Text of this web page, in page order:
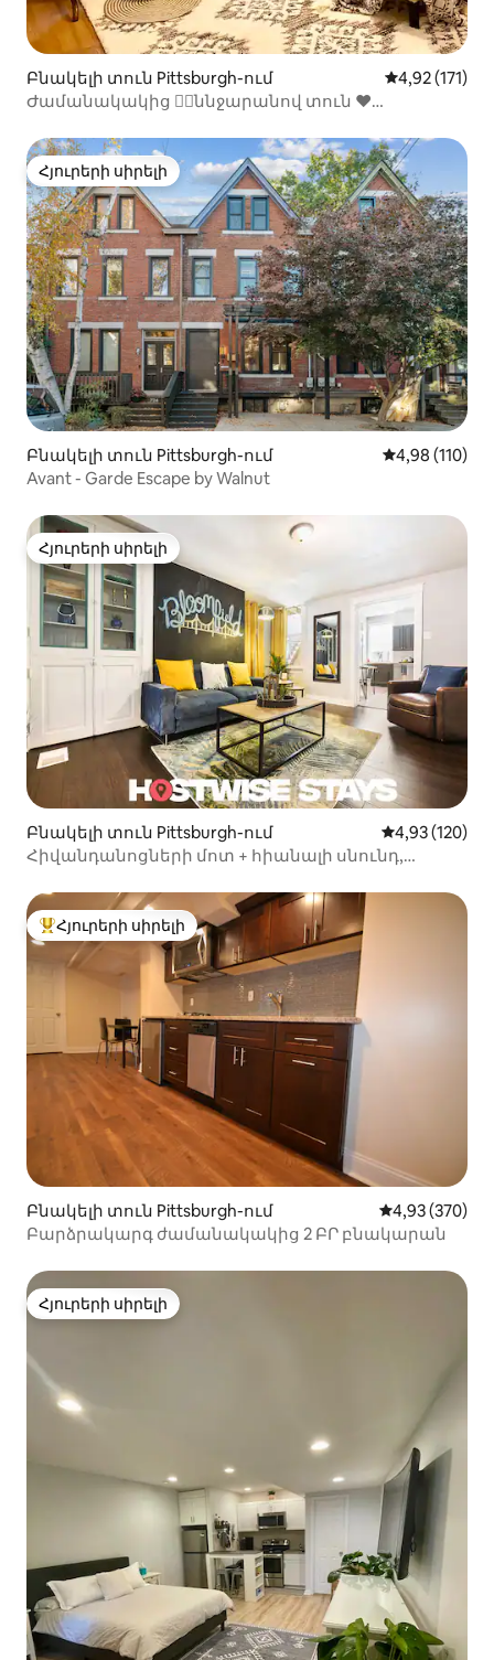
Բնակելի տուն Pittsburgh-ում Միջին
4,92 (171)
Ժամանակակից ✌🏾ննջարանով տուն ❤️
Հյուրերի սիրելի
Հյուրերի սիրելի
Բնակելի տուն Pittsburgh-ում Միջին
4,98 (110)
Avant - Garde Escape by Walnut
Հյուրերի սիրելի
Հյուրերի սիրելի
Բնակելի տուն Pittsburgh-ում Միջին
4,93 (120)
Հիվանդանոցների մոտ + հիանալի սնունդ,
Հյուրերի սիրելի լավագույն տները
Հյուրերի սիրելի
Բնակելի տուն Pittsburgh-ում Միջին
4,93 (370)
Բարձրակարգ ժամանակակից 2 ԲՐ բնակարան
Հյուրերի սիրելի
Հյուրերի սիրելի